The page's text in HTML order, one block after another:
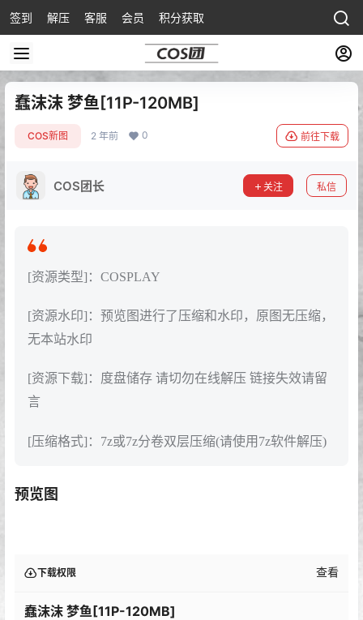
签到 解压 客服 会员 积分获取
蠢沫沫 梦鱼[11P-120MB]
COS新图 2 年前 0 前往下载
COS团长 关注 私信
[资源类型]：COSPLAY
[资源水印]：预览图进行了压缩和水印，原图无压缩，
无本站水印
[资源下载]：度盘储存 请切勿在线解压 链接失效请留
言
[压缩格式]：7z或7z分卷双层压缩(请使用7z软件解压)
预览图
下载权限 查看
蠢沫沫 梦鱼[11P-120MB]